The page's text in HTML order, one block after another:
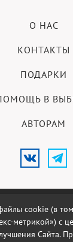
О НАС
КОНТАКТЫ
ПОДАРКИ
В
АВТОРАМ
Меню
возможно
cookie (в
метрикой») с
Сайта.